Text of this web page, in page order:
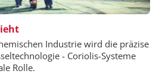
Industrie wird die präzise
- Coriolis-Systeme
Rolle.